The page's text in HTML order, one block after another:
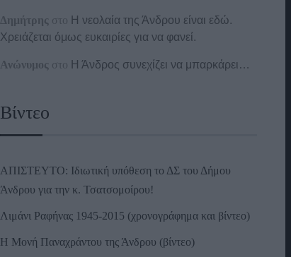
Δημήτρης στο Η νεολαία της Άνδρου είναι εδώ.
Χρειάζεται όμως ευκαιρίες για να φανεί.
Ανώνυμος στο Η Άνδρος συνεχίζει να μπαρκάρει…
Βίντεο
ΑΠΙΣΤΕΥΤΟ: Ιδιωτική υπόθεση το ΔΣ του Δήμου
Άνδρου για την κ. Τσατσομοίρου!
Λιμάνι Ραφήνας 1945-2015 (χρονογράφημα και βίντεο)
Η Μονή Παναχράντου της Άνδρου (βίντεο)